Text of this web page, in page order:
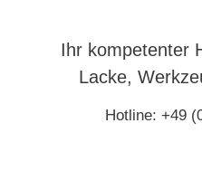
Ihr kompetenter
Lacke,
Hotline: +49